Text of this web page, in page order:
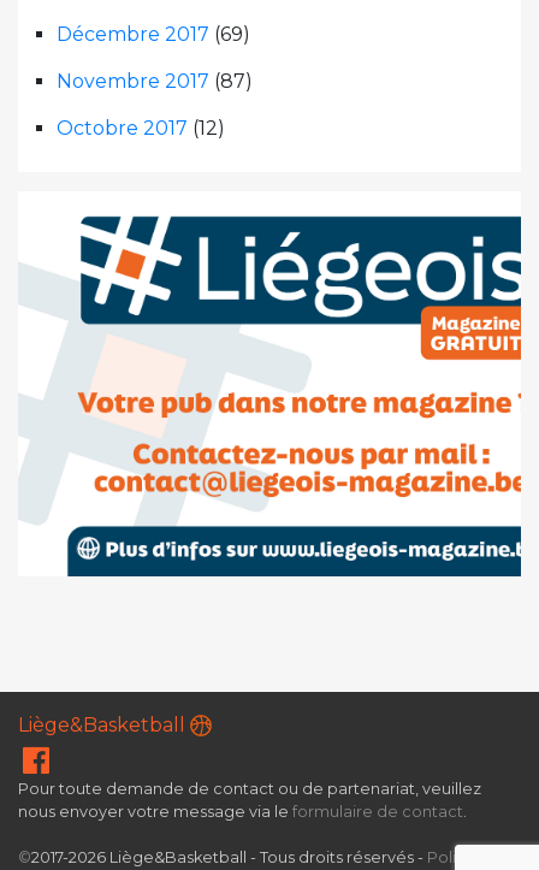
Décembre 2017 (69)
Novembre 2017 (87)
Octobre 2017 (12)
Liège&Basketball
Pour toute demande de contact ou de partenariat, veuillez
nous envoyer votre message via le formulaire de contact
©2017-2026 Liège&Basketball - Tous droits réservés - Politique